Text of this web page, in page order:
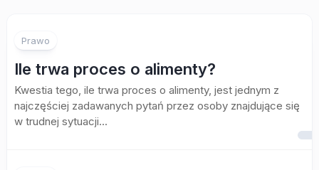
Prawo
Ile trwa proces o alimenty?
Kwestia tego, ile trwa proces o alimenty, jest jednym z
najczęściej zadawanych pytań przez osoby znajdujące się
w trudnej sytuacji...